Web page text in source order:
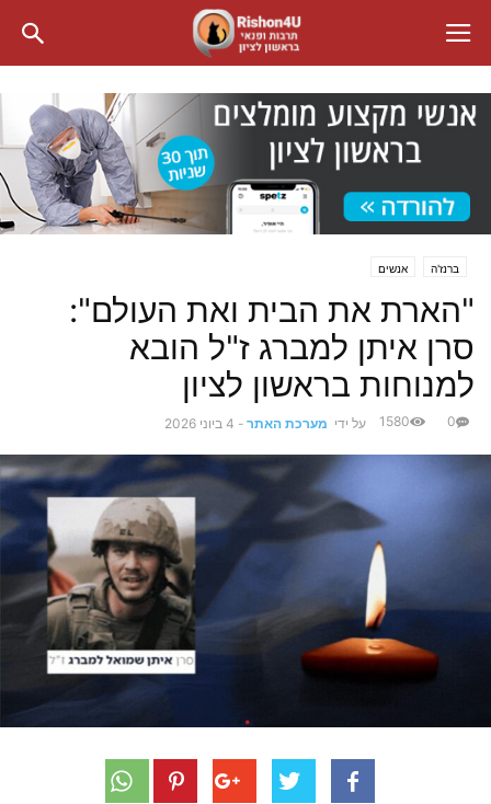
ברנז'ה אנשים
"הארת את הבית ואת העולם":
סרן איתן למברג ז"ל הובא
למנוחות בראשון לציון
על ידי מערכת האתר - 4 ביוני 2026 0
1580